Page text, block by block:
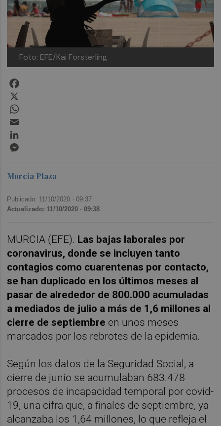
Foto: EFE/Kai Försterling
Murcia Plaza
Publicado: 11/10/2020 ·09:37
Actualizado: 11/10/2020 · 09:38
MURCIA (EFE). Las bajas laborales por
coronavirus, donde se incluyen tanto
contagios como cuarentenas por contacto,
se han duplicado en los últimos meses al
pasar de alrededor de 800.000 acumuladas
a mediados de julio a más de 1,6 millones al
cierre de septiembre en unos meses
marcados por los rebrotes de la epidemia.
Según los datos de la Seguridad Social, a
cierre de junio se acumulaban 683.478
procesos de incapacidad temporal por covid-
19, una cifra que, a finales de septiembre, ya
alcanzaba los 1,64 millones, lo que refleja el